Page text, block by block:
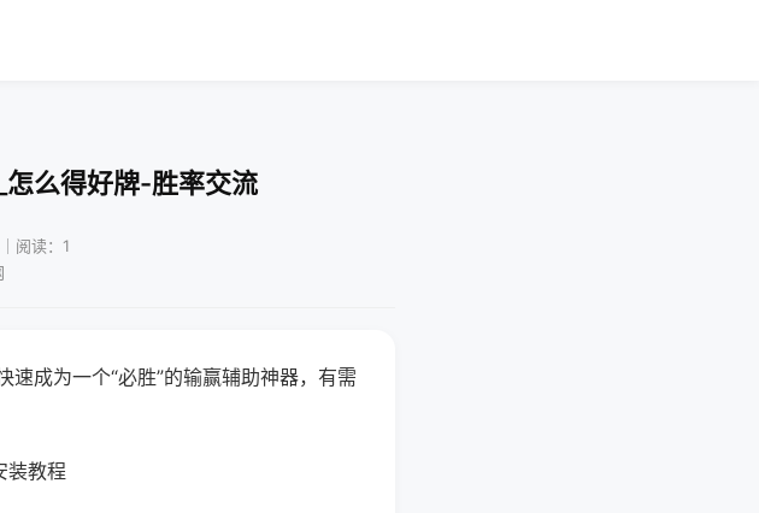
么得好牌-胜率交流
阅读：1
成为一个“必胜”的输赢辅助神器，有需
装教程